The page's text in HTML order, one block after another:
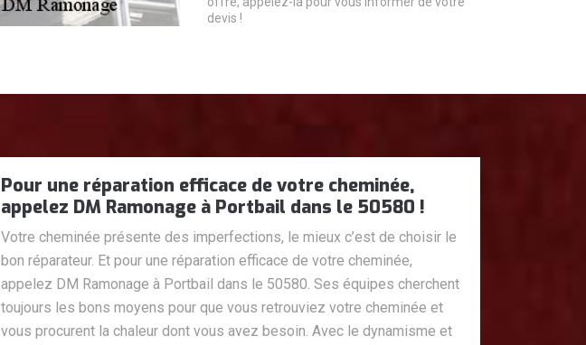
devis !
Pour une réparation efficace de votre cheminée,
appelez DM Ramonage à Portbail dans le 50580 !
Votre cheminée présente des imperfections, le mieux c’est de choisir le
bon réparateur. Et pour une réparation efficace de votre cheminée,
appelez DM Ramonage à Portbail dans le 50580. Ses équipes cherchent
toujours les bons moyens pour que vous retrouviez votre cheminée et
vous procurent la chaleur dont vous avez besoin. Avec le dynamisme et